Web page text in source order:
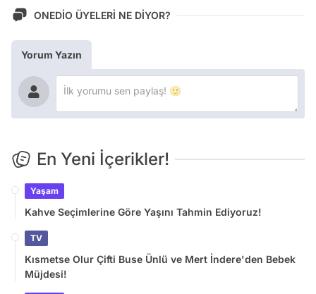
ONEDİO ÜYELERİ NE DİYOR?
Yorum Yazın
En Yeni İçerikler!
Yaşam
Kahve Seçimlerine Göre Yaşını Tahmin Ediyoruz!
TV
Kısmetse Olur Çifti Buse Ünlü ve Mert İndere'den Bebek
Müjdesi!